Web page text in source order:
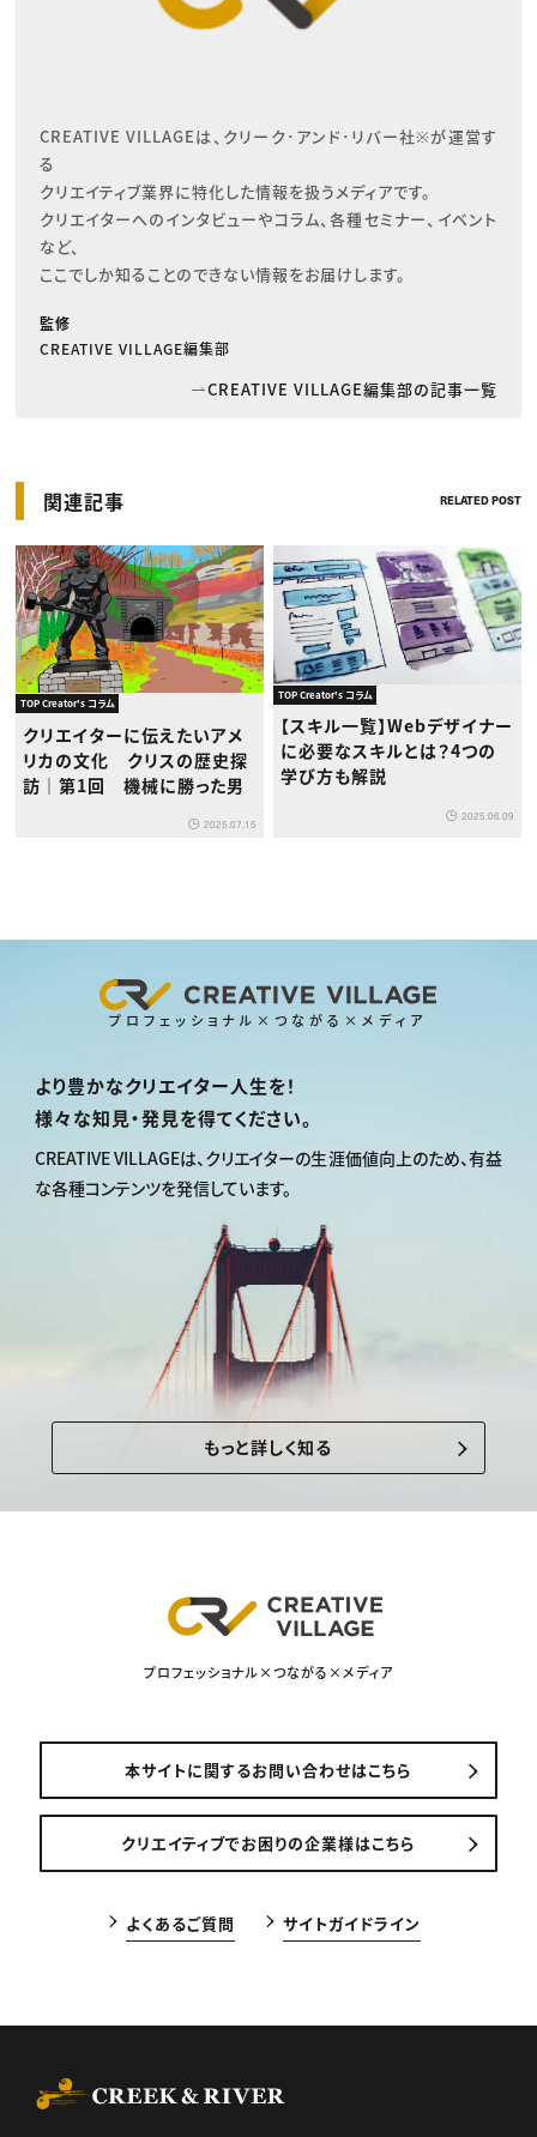
CREATIVE VILLAGEは、クリーク･アンド･リバー社※が運営す
る
クリエイティブ業界に特化した情報を扱うメディアです。
クリエイターへのインタビューやコラム、各種セミナー、イベント
など、
ここでしか知ることのできない情報をお届けします。
監修
CREATIVE VILLAGE編集部
CREATIVE VILLAGE編集部の記事一覧
関連記事 RELATED POST
TOP Creator's コラム
クリエイターに伝えたいアメ
リカの文化 クリスの歴史探
訪｜第1回 機械に勝った男
2025.07.15
TOP Creator's コラム
【スキル一覧】Webデザイナー
に必要なスキルとは？4つの
学び方も解説
2025.06.09
プロフェッショナル×つながる×メディア
より豊かなクリエイター人生を！
様々な知見・発見を得てください。
CREATIVE VILLAGEは、 クリエイターの生涯価値向上のため、有益
な各種コンテンツを発信しています。
もっと詳しく知る
プロフェッショナル×つながる×メディア
本サイトに関するお問い合わせはこちら
クリエイティブでお困りの企業様はこちら
よくあるご質問 サイトガイドライン